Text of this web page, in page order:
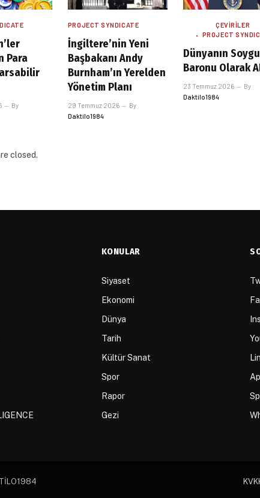
Para
By
PROJECT SYNDICATE
İngiltere’nin Yeni
Başbakanı Andy
Burnham’ın Yerelden
Yönetim Planı
29 Temmuz 2026
By
Daktilo1984
ÇEVIRILER
PROJECT
Dünyanın
Baronu Olarak
23 Temmuz 2026
By
Daktilo1984
closed.
KONULAR
Siyaset
Ekonomi
Dünya
Tarih
Kültür Sanat
Spor
Rapor
Gezi